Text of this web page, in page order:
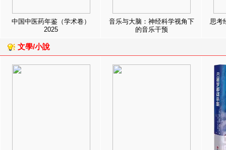
中国中医药年鉴（学术卷）
2025
音乐与大脑：神经科学视角下
的音乐干预
思考
文學/小說